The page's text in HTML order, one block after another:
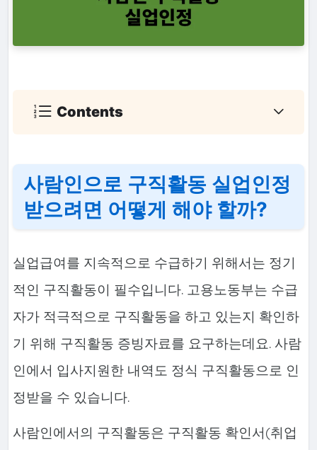
Contents
사람인으로 구직활동 실업인정
받으려면 어떻게 해야 할까?
실업급여를 지속적으로 수급하기 위해서는 정기
적인 구직활동이 필수입니다. 고용노동부는 수급
자가 적극적으로 구직활동을 하고 있는지 확인하
기 위해 구직활동 증빙자료를 요구하는데요. 사람
인에서 입사지원한 내역도 정식 구직활동으로 인
정받을 수 있습니다.
사람인에서의 구직활동은 구직활동 확인서(취업